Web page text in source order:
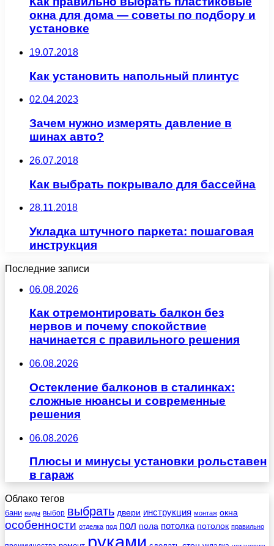
окна для дома — советы по подбору и
установке
19.07.2018
Как установить напольный плинтус
02.04.2023
Зачем нужно измерять давление в
шинах авто?
26.07.2018
Как выбрать покрывало для бассейна
28.11.2018
Укладка штучного паркета: пошаговая
инструкция
Последние записи
06.08.2026
Как отремонтировать балкон без
нервов и почему спокойствие
начинается с правильного решения
06.08.2026
Остекление балконов в сталинках:
сложные нюансы и современные
решения
06.08.2026
Плюсы и минусы установки рольставен
в гараж
Облако тегов
бани виды выбор выбрать двери инструкция монтаж окна
особенности отделка под пол пола потолка потолок правильно